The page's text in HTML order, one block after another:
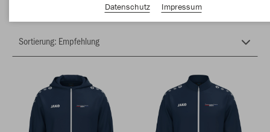
Datenschutz
Impressum